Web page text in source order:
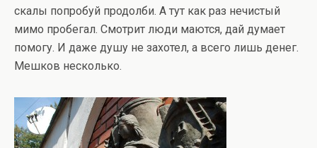
скалы попробуй продолби. А тут как раз нечистый
мимо пробегал. Смотрит люди маются, дай думает
помогу. И даже душу не захотел, а всего лишь денег.
Мешков несколько.